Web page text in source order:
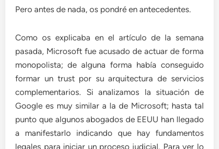
Pero antes de nada, os pondré en antecedentes.
Como os explicaba en el artículo de la semana
pasada, Microsoft fue acusado de actuar de forma
monopolista; de alguna forma había conseguido
formar un trust por su arquitectura de servicios
complementarios. Si analizamos la situación de
Google es muy similar a la de Microsoft; hasta tal
punto que algunos abogados de EEUU han llegado
a manifestarlo indicando que hay fundamentos
legales para iniciar un proceso judicial. Para ver lo